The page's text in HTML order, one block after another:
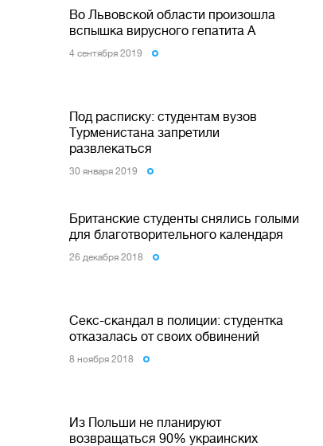
Во Львовской области произошла
вспышка вирусного гепатита А
4 сентября 2019
Под расписку: студентам вузов
Турменистана запретили
развлекаться
30 января 2019
Британские студенты снялись голыми
для благотворительного календаря
26 декабря 2018
Секс-скандал в полиции: студентка
отказалась от своих обвинений
8 ноября 2018
Из Польши не планируют
возвращаться 90% украинских